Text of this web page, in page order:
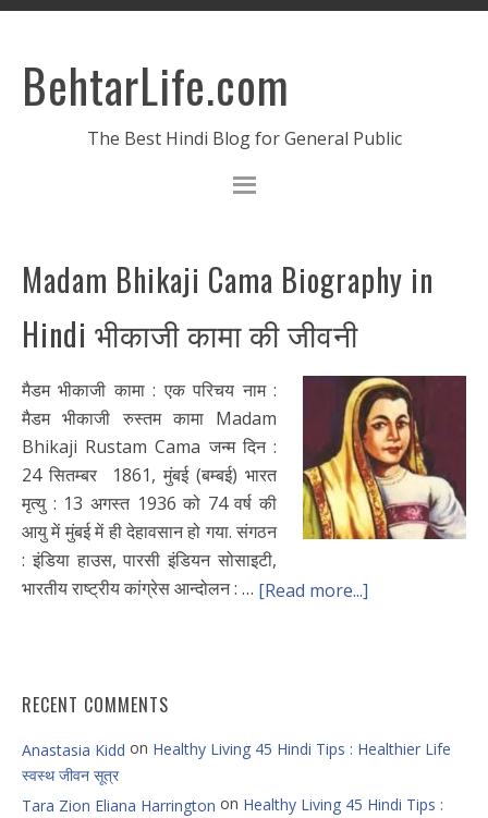
BehtarLife.com
The Best Hindi Blog for General Public
Madam Bhikaji Cama Biography in
Hindi भीकाजी कामा की जीवनी
मैडम भीकाजी कामा : एक परिचय नाम :
मैडम भीकाजी रुस्तम कामा Madam
Bhikaji Rustam Cama जन्म दिन :
24 सितम्बर 1861, मुंबई (बम्बई) भारत
मृत्यु : 13 अगस्त 1936 को 74 वर्ष की
आयु में मुंबई में ही देहावसान हो गया. संगठन
: इंडिया हाउस, पारसी इंडियन सोसाइटी,
भारतीय राष्ट्रीय कांग्रेस आन्दोलन : … [Read more...]
RECENT COMMENTS
Anastasia Kidd on Healthy Living 45 Hindi Tips : Healthier Life
स्वस्थ जीवन सूत्र
Tara Zion Eliana Harrington on Healthy Living 45 Hindi Tips :